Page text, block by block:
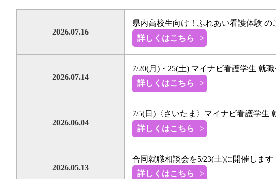
2026.07.16
県内高校生向け！ふれあい看護体験 の
詳しくはこちら
2026.07.14
7/20(月)・25(土) マイナビ看護学生 就
詳しくはこちら
2026.06.04
7/5(日)〈さいたま〉マイナビ看護学生
詳しくはこちら
2026.05.13
合同就職相談会を5/23(土)に開催します
詳しくはこちら